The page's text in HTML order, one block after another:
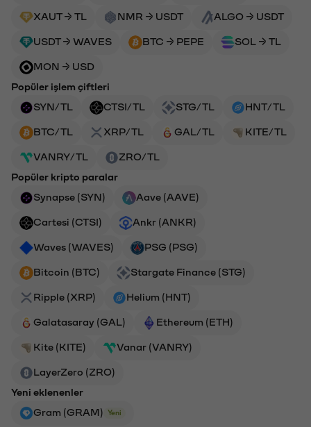
XAUT → TL NMR → USDT ALGO → USDT
USDT → WAVES BTC → PEPE SOL → TL
MON → USD
Popüler işlem çiftleri
SYN/TL
CTSI/TL STG/TL HNT/TL
BTC/TL XRP/TL GAL/TL KITE/TL
VANRY/TL
ZRO/TL
Popüler kripto paralar
Synapse (SYN)
Aave (AAVE)
Cartesi (CTSI) Ankr (ANKR)
Waves (WAVES) PSG (PSG)
Bitcoin (BTC) Stargate Finance (STG)
Ripple (XRP) Helium (HNT)
Galatasaray (GAL) Ethereum (ETH)
Kite (KITE) Vanar (VANRY)
LayerZero (ZRO)
Yeni eklenenler
Gram (GRAM)
Yeni